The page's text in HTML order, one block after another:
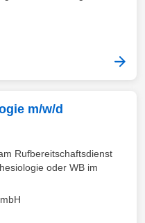
m/w/d
Rufbereitschaftsdienst
oder WB im